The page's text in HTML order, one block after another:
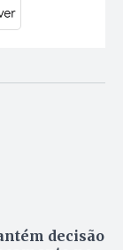
decisão